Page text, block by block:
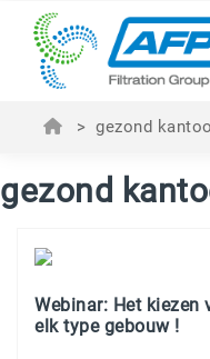
> gezond
gezond
Webinar: Het
elk type gebouw !